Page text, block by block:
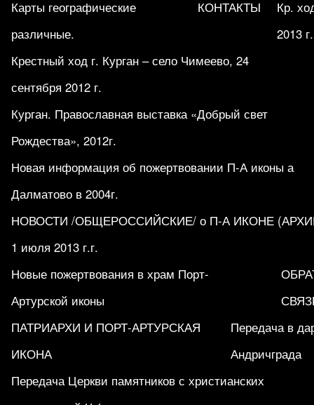
Карты географические
различные.
КОНТАКТЫ
Кр.
2013 г.
Крестный ход г. Курган – село Чимеево, 24
сентября 2012 г.
Курган. Православная выставка «Добрый свет
Рождества», 2012г.
Новая информация об пожертвовании П-А иконы а
Далматово в 2004г.
НОВОСТИ /ОБЩЕРОССИЙСКИЕ/ о П-А ИКОНЕ (АРХИВ
1 июля 2013 г.г.
Новые пожертвования в храм Порт-
Артурской иконы
ПАТРИАРХИ И ПОРТ-АРТУРСКАЯ
ИКОНА
Передача в
Андричграда
Передача Церкви памятников с христианских